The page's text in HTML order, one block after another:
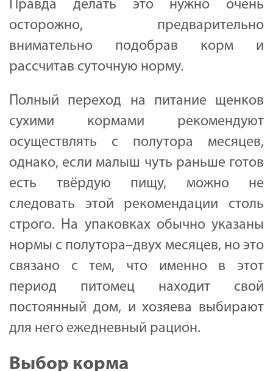
Правда делать это нужно очень
осторожно, предварительно
внимательно подобрав корм и
рассчитав суточную норму.
Полный переход на питание щенков
сухими кормами рекомендуют
осуществлять с полутора месяцев,
однако, если малыш чуть раньше готов
есть твёрдую пищу, можно не
следовать этой рекомендации столь
строго. На упаковках обычно указаны
нормы с полутора–двух месяцев, но это
связано с тем, что именно в этот
период питомец находит свой
постоянный дом, и хозяева выбирают
для него ежедневный рацион.
Выбор корма